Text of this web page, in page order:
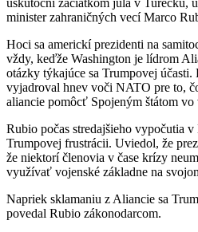
uskutoční začiatkom júla v Turecku,
minister zahraničných vecí Marco
Hoci sa americkí prezidenti na
vždy, keďže Washington je lídrom
otázky týkajúce sa Trumpovej účasti.
vyjadroval hnev voči NATO pre to,
aliancie pomôcť Spojeným štátom vo
Rubio počas stredajšieho vypočutia
Trumpovej frustrácii. Uviedol, že
že niektorí členovia v čase krízy
využívať vojenské základne na
Napriek sklamaniu z Aliancie sa
povedal Rubio zákonodarcom.